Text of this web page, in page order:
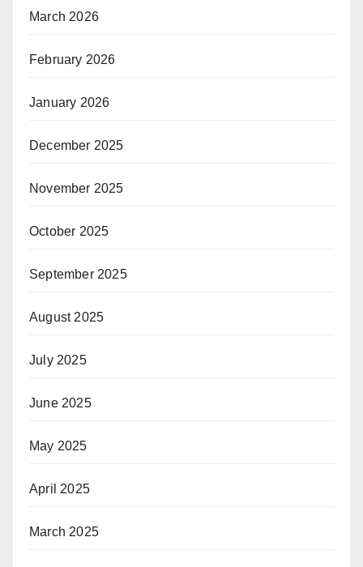
March 2026
February 2026
January 2026
December 2025
November 2025
October 2025
September 2025
August 2025
July 2025
June 2025
May 2025
April 2025
March 2025